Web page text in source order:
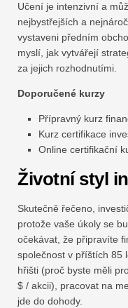
Učení je intenzivní a
nejbystřejších a
vystaveni předním
myslí, jak vytvářejí
za jejich rozhodnutími.
Doporučené kurzy
Přípravný kurz
Kurz certifikace
Online certifikační
Životní styl
Skutečně řečeno,
protože vaše úkoly se
očekávat, že připravíte
společnost v příštích 85
hřišti (proč byste měli
$ / akcii), pracovat na
jde do dohody.